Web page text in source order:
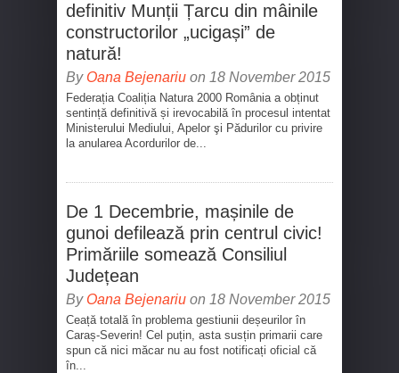
definitiv Munții Țarcu din mâinile
constructorilor „ucigași” de
natură!
By Oana Bejenariu on 18 November 2015
Federația Coaliția Natura 2000 România a obținut
sentință definitivă și irevocabilă în procesul intentat
Ministerului Mediului, Apelor şi Pădurilor cu privire
la anularea Acordurilor de...
De 1 Decembrie, mașinile de
gunoi defilează prin centrul civic!
Primăriile somează Consiliul
Județean
By Oana Bejenariu on 18 November 2015
Ceață totală în problema gestiunii deșeurilor în
Caraș-Severin! Cel puțin, asta susțin primarii care
spun că nici măcar nu au fost notificați oficial că
în...